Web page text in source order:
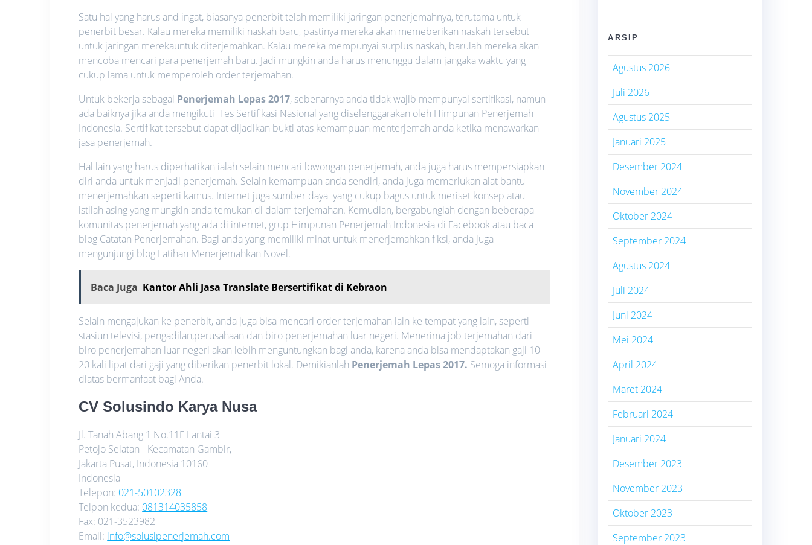
Satu hal yang harus and ingat, biasanya penerbit telah memiliki jaringan penerjemahnya, terutama untuk
penerbit besar. Kalau mereka memiliki naskah baru, pastinya mereka akan memeberikan naskah tersebut
untuk jaringan merekauntuk diterjemahkan. Kalau mereka mempunyai surplus naskah, barulah mereka akan
mencoba mencari para penerjemah baru. Jadi mungkin anda harus menunggu dalam jangaka waktu yang
cukup lama untuk memperoleh order terjemahan.
Untuk bekerja sebagai Penerjemah Lepas 2017, sebenarnya anda tidak wajib mempunyai sertifikasi, namun
ada baiknya jika anda mengikuti Tes Sertifikasi Nasional yang diselenggarakan oleh Himpunan Penerjemah
Indonesia. Sertifikat tersebut dapat dijadikan bukti atas kemampuan menterjemah anda ketika menawarkan
jasa penerjemah.
Hal lain yang harus diperhatikan ialah selain mencari lowongan penerjemah, anda juga harus mempersiapkan
diri anda untuk menjadi penerjemah. Selain kemampuan anda sendiri, anda juga memerlukan alat bantu
menerjemahkan seperti kamus. Internet juga sumber daya yang cukup bagus untuk meriset konsep atau
istilah asing yang mungkin anda temukan di dalam terjemahan. Kemudian, bergabunglah dengan beberapa
komunitas penerjemah yang ada di internet, grup Himpunan Penerjemah Indonesia di Facebook atau baca
blog Catatan Penerjemahan. Bagi anda yang memiliki minat untuk menerjemahkan fiksi, anda juga
mengunjungi blog Latihan Menerjemahkan Novel.
Baca Juga Kantor Ahli Jasa Translate Bersertifikat di Kebraon
Selain mengajukan ke penerbit, anda juga bisa mencari order terjemahan lain ke tempat yang lain, seperti
stasiun televisi, pengadilan,perusahaan dan biro penerjemahan luar negeri. Menerima job terjemahan dari
biro penerjemahan luar negeri akan lebih menguntungkan bagi anda, karena anda bisa mendaptakan gaji 10-
20 kali lipat dari gaji yang diberikan penerbit lokal. Demikianlah Penerjemah Lepas 2017. Semoga informasi
diatas bermanfaat bagi Anda.
CV Solusindo Karya Nusa
Jl. Tanah Abang 1 No.11F Lantai 3
Petojo Selatan - Kecamatan Gambir,
Jakarta Pusat, Indonesia 10160
Indonesia
Telepon: 021-50102328
Telpon kedua: 081314035858
Fax: 021-3523982
Email: info@solusipenerjemah.com
ARSIP
Agustus 2026
Juli 2026
Agustus 2025
Januari 2025
Desember 2024
November 2024
Oktober 2024
September 2024
Agustus 2024
Juli 2024
Juni 2024
Mei 2024
April 2024
Maret 2024
Februari 2024
Januari 2024
Desember 2023
November 2023
Oktober 2023
September 2023